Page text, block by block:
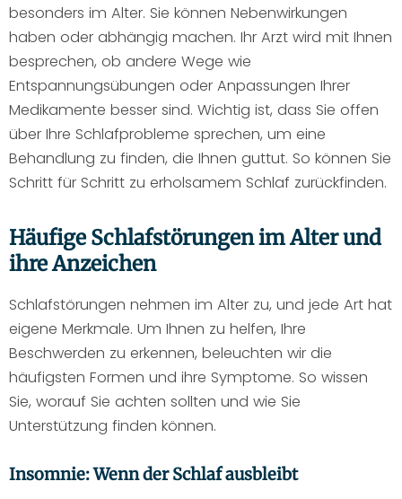
besonders im Alter. Sie können Nebenwirkungen
haben oder abhängig machen. Ihr Arzt wird mit Ihnen
besprechen, ob andere Wege wie
Entspannungsübungen oder Anpassungen Ihrer
Medikamente besser sind. Wichtig ist, dass Sie offen
über Ihre Schlafprobleme sprechen, um eine
Behandlung zu finden, die Ihnen guttut. So können Sie
Schritt für Schritt zu erholsamem Schlaf zurückfinden.
Häufige Schlafstörungen im Alter und
ihre Anzeichen
Schlafstörungen nehmen im Alter zu, und jede Art hat
eigene Merkmale. Um Ihnen zu helfen, Ihre
Beschwerden zu erkennen, beleuchten wir die
häufigsten Formen und ihre Symptome. So wissen
Sie, worauf Sie achten sollten und wie Sie
Unterstützung finden können.
Insomnie: Wenn der Schlaf ausbleibt